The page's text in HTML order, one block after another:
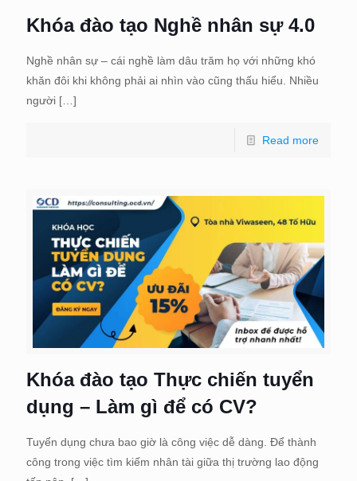
Khóa đào tạo Nghề nhân sự 4.0
Nghề nhân sự – cái nghề làm dâu trăm họ với những khó
khăn đôi khi không phải ai nhìn vào cũng thấu hiểu. Nhiều
người […]
Read more
Khóa đào tạo Thực chiến tuyển
dụng – Làm gì để có CV?
Tuyển dụng chưa bao giờ là công việc dễ dàng. Để thành
công trong việc tìm kiếm nhân tài giữa thị trường lao động